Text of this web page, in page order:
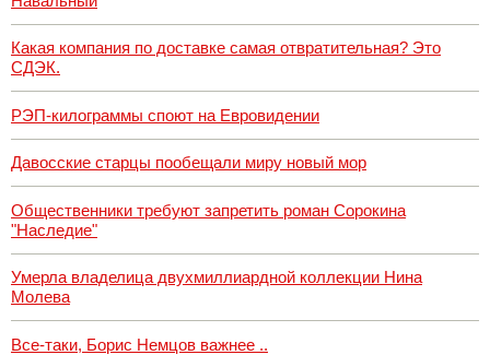
Какая компания по доставке самая отвратительная? Это
СДЭК.
РЭП-килограммы споют на Евровидении
Давосские старцы пообещали миру новый мор
Общественники требуют запретить роман Сорокина
"Наследие"
Умерла владелица двухмиллиардной коллекции Нина
Молева
Все-таки, Борис Немцов важнее ..